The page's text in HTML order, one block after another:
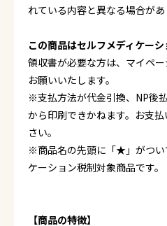
れている内容と異なる場合があ
この商品はセルフメディケー
領収書が必要な方は、マイペ
お願いいたします。
※支払方法が代金引換、NP後
から印刷できかねます。お支
さい。
※商品名の先頭に「★」がつい
ケーション税制対象商品です。
【商品の特徴】